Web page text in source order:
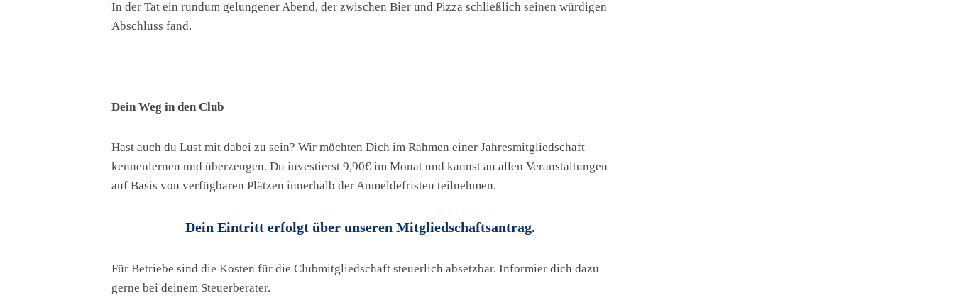
In der Tat ein rundum gelungener Abend, der zwischen Bier und Pizza schließlich seinen würdigen
Abschluss fand.
Dein Weg in den Club
Hast auch du Lust mit dabei zu sein? Wir möchten Dich im Rahmen einer Jahresmitgliedschaft
kennenlernen und überzeugen. Du investierst 9,90€ im Monat und kannst an allen Veranstaltungen
auf Basis von verfügbaren Plätzen innerhalb der Anmeldefristen teilnehmen.
Dein Eintritt erfolgt über unseren Mitgliedschaftsantrag.
Für Betriebe sind die Kosten für die Clubmitgliedschaft steuerlich absetzbar. Informier dich dazu
gerne bei deinem Steuerberater.